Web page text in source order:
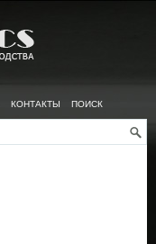
КОНТАКТЫ ПОИСК